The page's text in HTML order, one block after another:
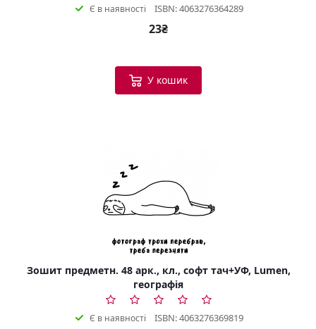
Є в наявності ISBN: 4063276364289
23₴
У кошик
Зошит предметн. 48 арк., кл., софт тач+УФ, Lumen,
географія
Є в наявності ISBN: 4063276369819